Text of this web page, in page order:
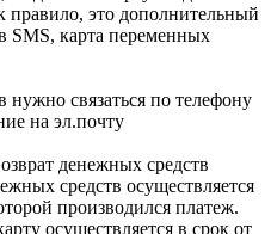
правило, это дополнительный
SMS, карта переменных
нужно связаться по телефону
на эл.почту
денежных средств
средств осуществляется
производился платеж.
осуществляется в срок от